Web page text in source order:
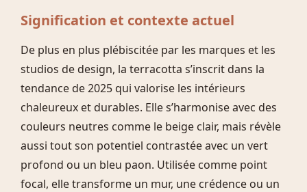
Signification et contexte actuel
De plus en plus plébiscitée par les marques et les
studios de design, la terracotta s’inscrit dans la
tendance de 2025 qui valorise les intérieurs
chaleureux et durables. Elle s’harmonise avec des
couleurs neutres comme le beige clair, mais révèle
aussi tout son potentiel contrastée avec un vert
profond ou un bleu paon. Utilisée comme point
focal, elle transforme un mur, une crédence ou un